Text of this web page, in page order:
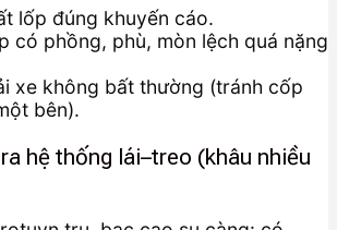
lốp đúng khuyến cáo.
có phồng, phù, mòn lệch quá nặng
xe không bất thường (tránh cốp
bên).
hệ thống lái–treo (khâu nhiều